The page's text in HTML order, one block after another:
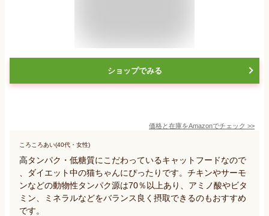
ショップでみる
価格と在庫をAmazonでチェック >>
ころころあい(40代・女性)
高タンパク・低糖質にこだわっているキャットフードなので
、ダイエット中の猫ちゃんにぴったりです。チキンやサーモ
ンなどの動物性タンパク源は70％以上あり、アミノ酸やビタ
ミン、ミネラルなどをバランス良く摂取できるのもおすすめ
です。